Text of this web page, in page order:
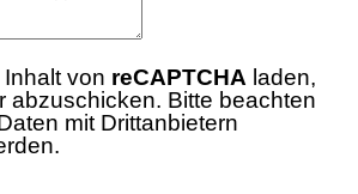
von reCAPTCHA laden,
abzuschicken. Bitte beachten
mit Drittanbietern